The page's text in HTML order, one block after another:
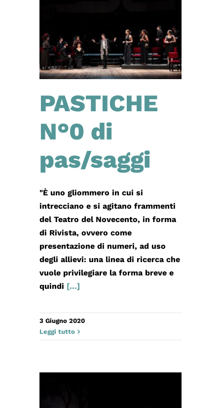
PASTICHE
N°0 di
pas/saggi
"È uno gliommero in cui si
intrecciano e si agitano frammenti
del Teatro del Novecento, in forma
di Rivista, ovvero come
presentazione di numeri, ad uso
degli allievi: una linea di ricerca che
vuole privilegiare la forma breve e
quindi [...]
3 Giugno 2020
Leggi tutto